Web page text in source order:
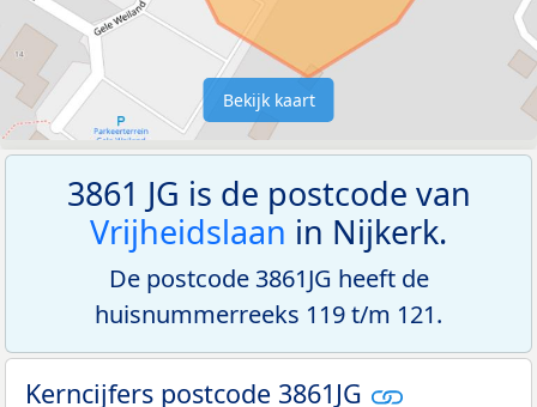
Bekijk kaart
3861 JG is de postcode van
Vrijheidslaan in Nijkerk.
De postcode 3861JG heeft de
huisnummerreeks 119 t/m 121.
Kerncijfers postcode 3861JG